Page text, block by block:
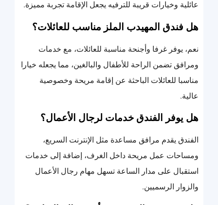
عائلية وخيارات قريبة للترفيه يجعل الإقامة تجربة مميزة.
هل فندق المهيدب الملز مناسب للعائلات؟
نعم، يوفر غرفا وأجنحة مناسبة للعائلات، مع خدمات
ومرافق تضمن الراحة للأطفال والبالغين، مما يجعله خيارا
مناسبا للعائلات الباحثة عن إقامة مريحة وخصوصية
عالية.
هل يوفر الفندق خدمات لرجال الأعمال؟
الفندق يقدم مرافق مساعدة مثل الإنترنت السريع،
ومساحات عمل مريحة داخل الغرف، إضافة إلى خدمات
استقبال على مدار الساعة تسهل مهام رجال الأعمال
والزوار الرسميين.